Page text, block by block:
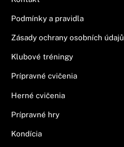
Podmínky a pravidla
Zásady ochrany osobních údajů
Klubové tréningy
Prípravné cvičenia
Herné cvičenia
Prípravné hry
Kondícia